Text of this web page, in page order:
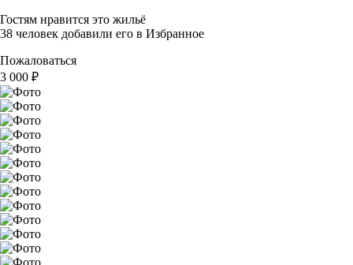
Гостям нравится это жильё
38 человек добавили его в Избранное
Пожаловаться
3 000 ₽